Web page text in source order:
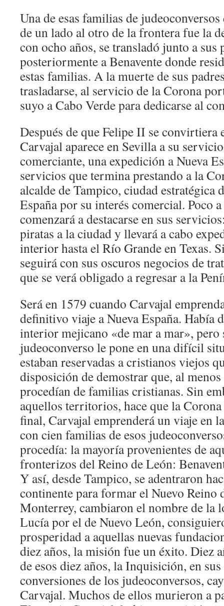
Una de esas familias de
de un lado al otro de la frontera fue la
con ocho años, se transladó junto a sus
posteriormente a Benavente donde
estas familias. A la muerte de sus
trasladarse, al servicio de la Corona
suyo a Cabo Verde para dedicarse al
Después de que Felipe II se convirtiera
Carvajal aparece en Sevilla a su
comerciante, una expedición a Nueva
servicios que termina prestando a la
alcalde de Tampico, ciudad estratégica
España por su interés comercial. Poco
comenzará a destacarse en sus
piratas a la ciudad y llevará a cabo
interior hasta el Río Grande en Texas.
seguirá con sus oscuros negocios de
que se verá obligado a regresar a la
Será en 1579 cuando Carvajal
definitivo viaje a Nueva España. Había
interior mejicano «de mar a mar»,
judeoconverso le pone en una difícil
estaban reservadas a cristianos viejos
disposición de demostrar que, al
procedían de familias cristianas. Sin
aquellos territorios, hace que la
final, Carvajal emprenderá un viaje en
con cien familias de esos
procedía: la mayoría provenientes de
fronterizos del Reino de León:
Y así, desde Tampico, se adentraron
continente para formar el Nuevo Reino
Monterrey, cambiaron el nombre de la
Lucía por el de Nuevo León,
prosperidad a aquellas nuevas
diez años, la misión fue un éxito. Diez
de esos diez años, la Inquisición, en
conversiones de los judeoconversos,
Carvajal. Muchos de ellos murieron a